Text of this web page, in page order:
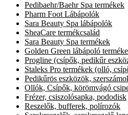
Pedibaehr/Baehr Spa termékek
Pharm Foot Lábápolók
Sara Beauty Spa lábápolók
SheaCare termékcsalád
Sara Beauty Spa termékek
Golden Green lábápoló
Progline (csípők, pedikűr
Staleks Pro termékek (olló,
Pedikűrös eszközök,
Ollók, Csípők, körömvágó
Frézer, csiszolósapka, pododisk
Reszelők, bufferek, polírozók